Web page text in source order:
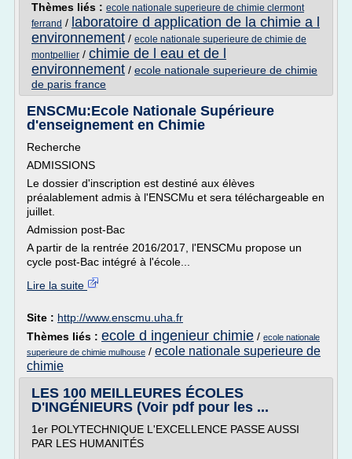
Thèmes liés : ecole nationale superieure de chimie clermont
ferrand / laboratoire d application de la chimie a l
environnement / ecole nationale superieure de chimie de
montpellier / chimie de l eau et de l
environnement / ecole nationale superieure de chimie
de paris france
ENSCMu:Ecole Nationale Supérieure
d'enseignement en Chimie
Recherche
ADMISSIONS
Le dossier d'inscription est destiné aux élèves
préalablement admis à l'ENSCMu et sera téléchargeable en
juillet.
Admission post-Bac
A partir de la rentrée 2016/2017, l'ENSCMu propose un
cycle post-Bac intégré à l'école...
Lire la suite
Site : http://www.enscmu.uha.fr
Thèmes liés : ecole d ingenieur chimie / ecole nationale
superieure de chimie mulhouse / ecole nationale superieure de
chimie
LES 100 MEILLEURES ÉCOLES
D'INGÉNIEURS (Voir pdf pour les ...
1er POLYTECHNIQUE L'EXCELLENCE PASSE AUSSI
PAR LES HUMANITÉS